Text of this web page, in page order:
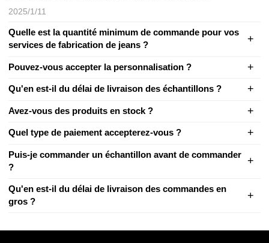
2025/1/11
Quelle est la quantité minimum de commande pour vos
services de fabrication de jeans ?
Pouvez-vous accepter la personnalisation ?
Qu'en est-il du délai de livraison des échantillons ?
Avez-vous des produits en stock ?
Quel type de paiement accepterez-vous ?
Puis-je commander un échantillon avant de commander
?
Qu'en est-il du délai de livraison des commandes en
gros ?